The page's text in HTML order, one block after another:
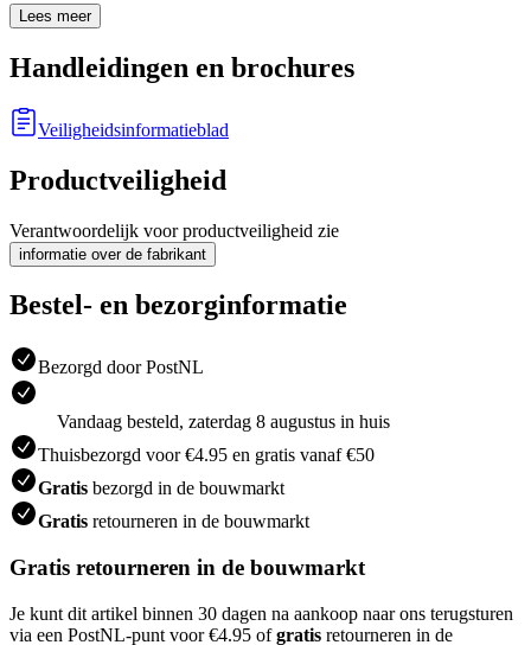
Lees meer
Handleidingen en brochures
Veiligheidsinformatieblad
Productveiligheid
Verantwoordelijk voor productveiligheid zie
informatie over de fabrikant
Bestel- en bezorginformatie
Bezorgd door PostNL
Vandaag besteld, zaterdag 8 augustus in huis
Thuisbezorgd voor €4.95 en gratis vanaf €50
Gratis bezorgd in de bouwmarkt
Gratis retourneren in de bouwmarkt
Gratis retourneren in de bouwmarkt
Je kunt dit artikel binnen 30 dagen na aankoop naar ons terugsturen
via een PostNL-punt voor €4.95 ofgratis retourneren in de